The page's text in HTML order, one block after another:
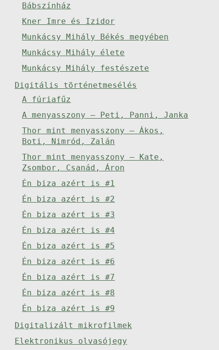
Bábszínház
Kner Imre és Izidor
Munkácsy Mihály Békés megyében
Munkácsy Mihály élete
Munkácsy Mihály festészete
Digitális történetmesélés
A fúriafűz
A menyasszony – Peti, Panni, Janka
Thor mint menyasszony – Ákos,
Boti, Nimród, Zalán
Thor mint menyasszony – Kate,
Zsombor, Csanád, Áron
Én biza azért is #1
Én biza azért is #2
Én biza azért is #3
Én biza azért is #4
Én biza azért is #5
Én biza azért is #6
Én biza azért is #7
Én biza azért is #8
Én biza azért is #9
Digitalizált mikrofilmek
Elektronikus olvasójegy